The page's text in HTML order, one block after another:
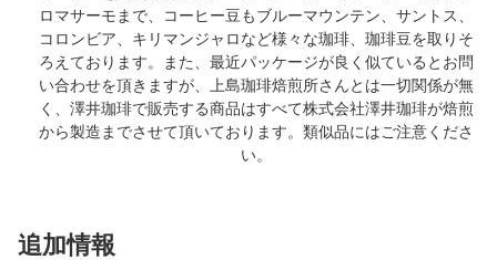
ロマサーモまで、コーヒー豆もブルーマウンテン、サントス、
コロンビア、キリマンジャロなど様々な珈琲、珈琲豆を取りそ
ろえております。また、最近パッケージが良く似ているとお問
い合わせを頂きますが、上島珈琲焙煎所さんとは一切関係が無
く、澤井珈琲で販売する商品はすべて株式会社澤井珈琲が焙煎
から製造までさせて頂いております。類似品にはご注意くださ
い。
追加情報